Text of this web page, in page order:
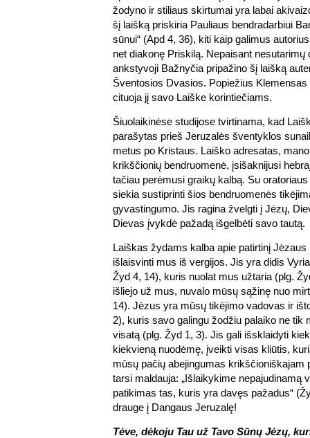
žodyno ir stiliaus skirtumai yra labai
šį laišką priskiria Pauliaus bendradarbiui
sūnui“ (Apd 4, 36), kiti kaip galimus
net diakonę Priskilą. Nepaisant nesutarimų
ankstyvoji Bažnyčia pripažino šį laišką
Šventosios Dvasios. Popiežius
cituoja jį savo Laiške korintiečiams.
Šiuolaikinėse studijose tvirtinama, kad
parašytas prieš Jeruzalės šventyklos
metus po Kristaus. Laiško adresatas,
krikščionių bendruomenė, įsišaknijusi
tačiau perėmusi graikų kalbą. Su
siekia sustiprinti šios bendruomenės
gyvastingumo. Jis ragina žvelgti į Jėzų,
Dievas įvykdė pažadą išgelbėti savo tautą.
Laiškas žydams kalba apie patirtinį Jėzaus
išlaisvinti mus iš vergijos. Jis yra didis
Žyd 4, 14), kuris nuolat mus užtaria (plg.
išliejo už mus, nuvalo mūsų sąžinę nuo
14). Jėzus yra mūsų tikėjimo vadovas ir
2), kuris savo galingu žodžiu palaiko ne tik
visatą (plg. Žyd 1, 3). Jis gali išsklaidyti
kiekvieną nuodėmę, įveikti visas kliūtis,
mūsų pačių abejingumas krikščioniškajam
tarsi maldauja: „Išlaikykime nepajudinamą
patikimas tas, kuris yra davęs pažadus“
drauge į Dangaus Jeruzalę!
Tėve, dėkoju Tau už Tavo Sūnų Jėzų,